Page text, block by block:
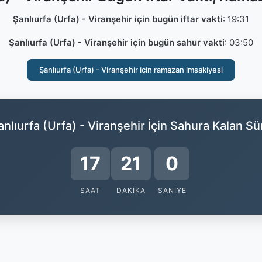
Şanlıurfa (Urfa) - Viranşehir için bugün iftar vakti: 19:31
Şanlıurfa (Urfa) - Viranşehir için bugün sahur vakti: 03:50
Şanlıurfa (Urfa) - Viranşehir için ramazan imsakiyesi
(Urfa) - Viranşehir İçin Sahura Kalan
17
SAAT
20
DAKIKA
59
SANIYE